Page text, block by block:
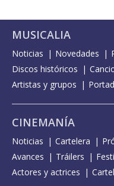
MUSICALIA
Noticias Novedades
Discos históricos
Artistas y grupos
CINEMANÍA
Noticias Cartelera
Avances
Tráilers
Actores y actrices